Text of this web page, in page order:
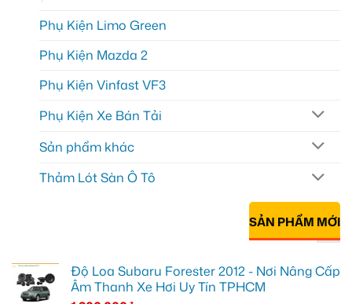
Phụ Kiện Limo Green
Phụ Kiện Mazda 2
Phụ Kiện Vinfast VF3
Phụ Kiện Xe Bán Tải
Sản phẩm khác
Thảm Lót Sàn Ô Tô
SẢN PHẨM MỚI
Độ Loa Subaru Forester 2012 - Nơi Nâng Cấp
Âm Thanh Xe Hơi Uy Tín TPHCM